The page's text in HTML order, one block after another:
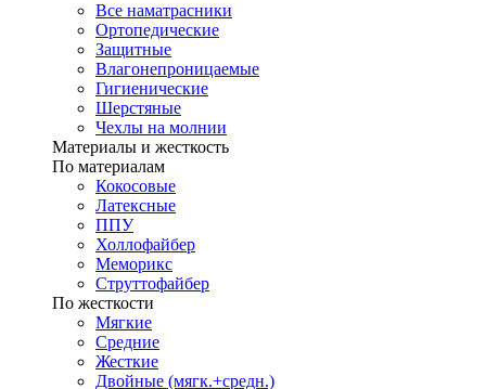
Все наматрасники
Ортопедические
Защитные
Влагонепроницаемые
Гигиенические
Шерстяные
Чехлы на молнии
Материалы и жесткость
По материалам
Кокосовые
Латексные
ППУ
Холлофайбер
Меморикс
Струттофайбер
По жесткости
Мягкие
Средние
Жесткие
Двойные (мягк.+средн.)